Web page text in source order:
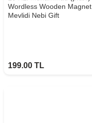
Wordless Wooden Magnet
Mevlidi Nebi Gift
199.00 TL